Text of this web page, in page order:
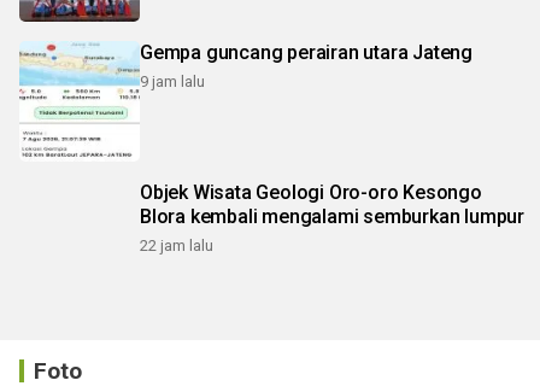
Gempa guncang perairan utara Jateng
9 jam lalu
Objek Wisata Geologi Oro-oro Kesongo
Blora kembali mengalami semburkan lumpur
22 jam lalu
Foto